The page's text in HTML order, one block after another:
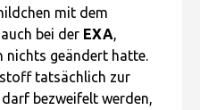
mit dem
bei der EXA,
nichts geändert hatte.
tatsächlich zur
bezweifelt werden,